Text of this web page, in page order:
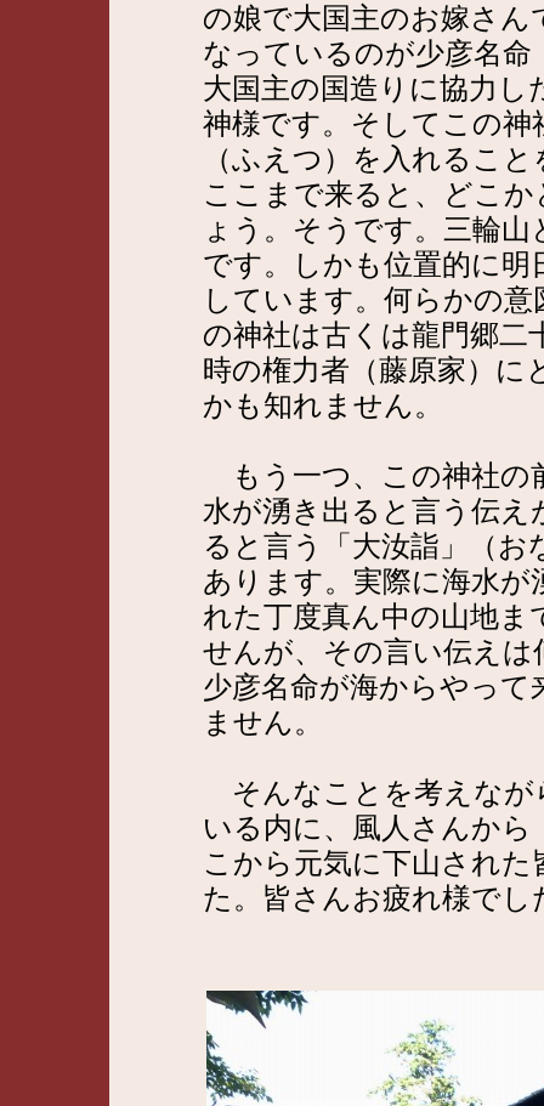
の娘で大国主のお嫁さ
なっているのが少彦名
大国主の国造りに協力し
神様です。そしてこの神
（ふえつ）を入れるこ
ここまで来ると、どこ
ょう。そうです。三輪
です。しかも位置的に明
しています。何らかの
の神社は古くは龍門郷
時の権力者（藤原家）に
かも知れません。
もう一つ、この神社の
水が湧き出ると言う伝
ると言う「大汝詣」（お
あります。実際に海水が
れた丁度真ん中の山地
せんが、その言い伝え
少彦名命が海からやっ
ません。
そんなことを考えなが
いる内に、風人さんから
こから元気に下山され
た。皆さんお疲れ様でし